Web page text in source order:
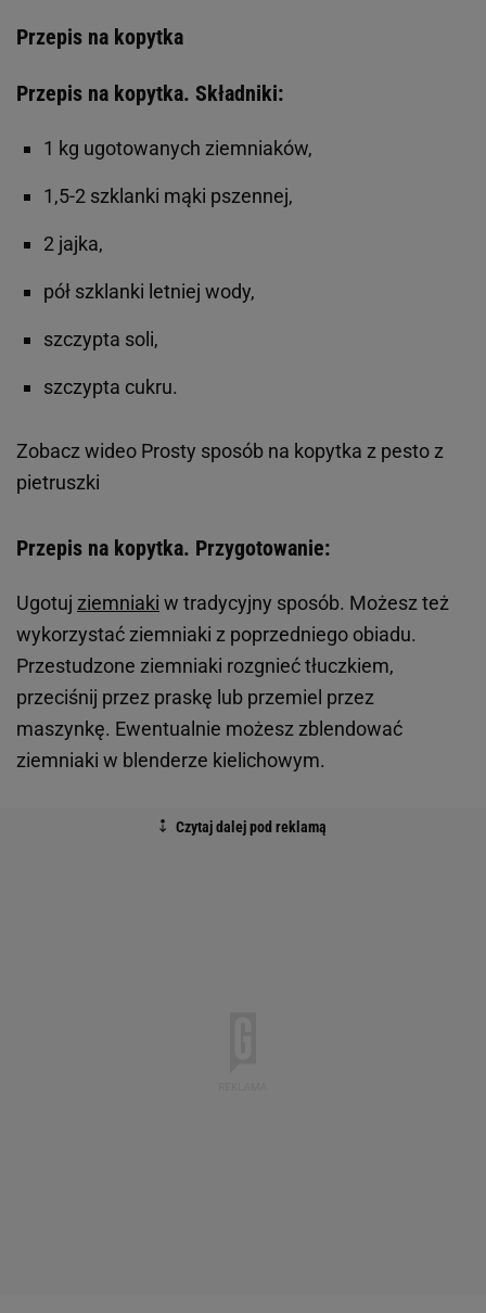
Przepis na kopytka
Przepis na kopytka. Składniki:
1 kg ugotowanych ziemniaków,
1,5-2 szklanki mąki pszennej,
2 jajka,
pół szklanki letniej wody,
szczypta soli,
szczypta cukru.
Zobacz wideo Prosty sposób na kopytka z pesto z
pietruszki
Przepis na kopytka. Przygotowanie:
Ugotuj ziemniaki w tradycyjny sposób. Możesz też
wykorzystać ziemniaki z poprzedniego obiadu.
Przestudzone ziemniaki rozgnieć tłuczkiem,
przeciśnij przez praskę lub przemiel przez
maszynkę. Ewentualnie możesz zblendować
ziemniaki w blenderze kielichowym.